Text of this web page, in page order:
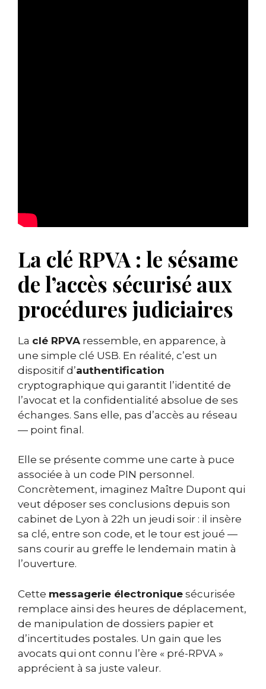
La clé RPVA : le sésame
de l’accès sécurisé aux
procédures judiciaires
La clé RPVA ressemble, en apparence, à
une simple clé USB. En réalité, c’est un
dispositif d’authentification
cryptographique qui garantit l’identité de
l’avocat et la confidentialité absolue de ses
échanges. Sans elle, pas d’accès au réseau
— point final.
Elle se présente comme une carte à puce
associée à un code PIN personnel.
Concrètement, imaginez Maître Dupont qui
veut déposer ses conclusions depuis son
cabinet de Lyon à 22h un jeudi soir : il insère
sa clé, entre son code, et le tour est joué —
sans courir au greffe le lendemain matin à
l’ouverture.
Cette messagerie électronique sécurisée
remplace ainsi des heures de déplacement,
de manipulation de dossiers papier et
d’incertitudes postales. Un gain que les
avocats qui ont connu l’ère « pré-RPVA »
apprécient à sa juste valeur.